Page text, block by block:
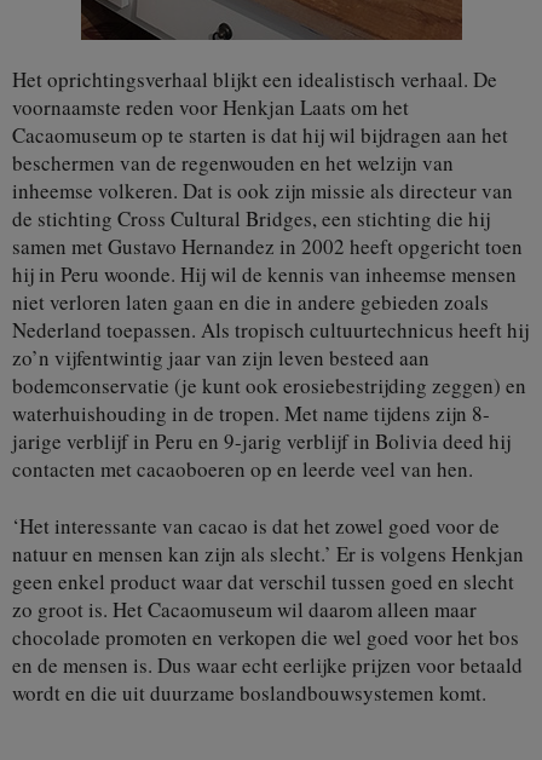
Het oprichtingsverhaal blijkt een idealistisch verhaal. De
voornaamste reden voor Henkjan Laats om het
Cacaomuseum op te starten is dat hij wil bijdragen aan het
beschermen van de regenwouden en het welzijn van
inheemse volkeren. Dat is ook zijn missie als directeur van
de stichting Cross Cultural Bridges, een stichting die hij
samen met Gustavo Hernandez in 2002 heeft opgericht toen
hij in Peru woonde. Hij wil de kennis van inheemse mensen
niet verloren laten gaan en die in andere gebieden zoals
Nederland toepassen. Als tropisch cultuurtechnicus heeft hij
zo’n vijfentwintig jaar van zijn leven besteed aan
bodemconservatie (je kunt ook erosiebestrijding zeggen) en
waterhuishouding in de tropen. Met name tijdens zijn 8-
jarige verblijf in Peru en 9-jarig verblijf in Bolivia deed hij
contacten met cacaoboeren op en leerde veel van hen.
‘Het interessante van cacao is dat het zowel goed voor de
natuur en mensen kan zijn als slecht.’ Er is volgens Henkjan
geen enkel product waar dat verschil tussen goed en slecht
zo groot is. Het Cacaomuseum wil daarom alleen maar
chocolade promoten en verkopen die wel goed voor het bos
en de mensen is. Dus waar echt eerlijke prijzen voor betaald
wordt en die uit duurzame boslandbouwsystemen komt.